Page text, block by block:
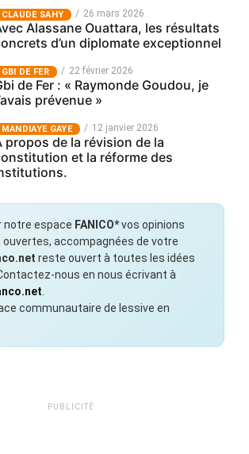
CLAUDE SAHY 26 mars 2026
Alassane Ouattara, les résultats
d’un diplomate exceptionnel
GBI DE FER 22 février 2026
de Fer : « Raymonde Goudou, je
prévenue »
MANDIAYE GAYE 12 janvier 2026
propos de la révision de la
et la réforme des
notre espace FANICO*vos opinions
accompagnées de votre
reste ouvert à toutes les idées
nous en nous écrivant à
communautaire de lessive en
PUBLICITÉ